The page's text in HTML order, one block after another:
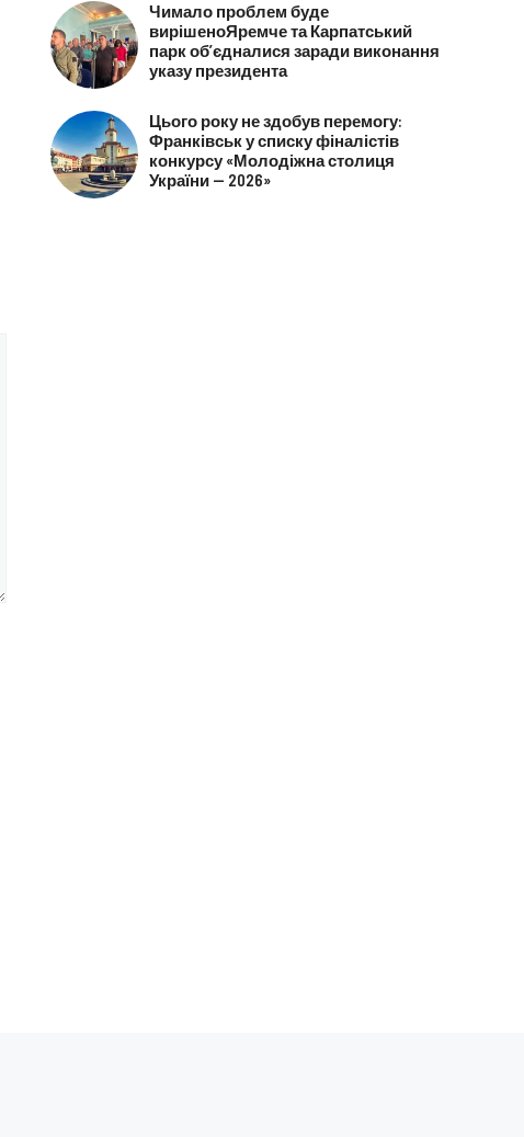
Чимало проблем буде
вирішеноЯремче та Карпатський
парк об’єдналися заради виконання
указу президента
Цього року не здобув перемогу:
Франківськ у списку фіналістів
конкурсу «Молодіжна столиця
України — 2026»